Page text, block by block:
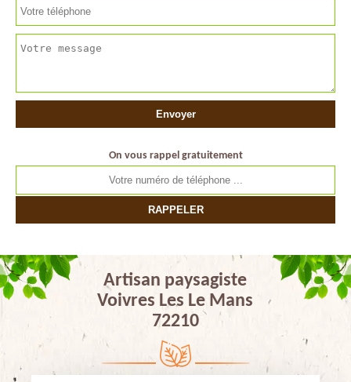
On vous rappel gratuitement
Artisan paysagiste
Voivres Les Le Mans
72210